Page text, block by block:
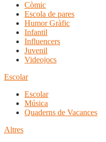
Còmic
Escola de pares
Humor Gràfic
Infantil
Influencers
Juvenil
Videojocs
Escolar
Escolar
Música
Quaderns de Vacances
Altres